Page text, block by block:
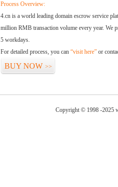
Process Overview:
4.cn is a world leading domain escrow service
million RMB transaction volume every year. We
5 workdays.
For detailed process, you can “visit here” or
BUY NOW >>
Copyright © 1998 -2025